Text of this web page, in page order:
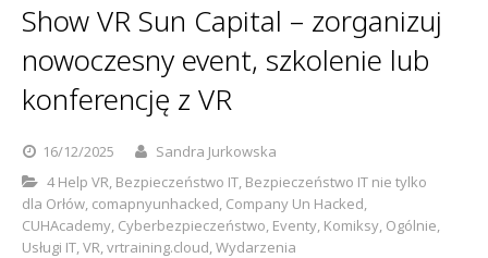
Show VR Sun Capital – zorganizuj
nowoczesny event, szkolenie lub
konferencję z VR
16/12/2025
Sandra Jurkowska
4 Help VR, Bezpieczeństwo IT, Bezpieczeństwo IT nie tylko
dla Orłów, comapnyunhacked, Company Un Hacked,
CUHAcademy, Cyberbezpieczeństwo, Eventy, Komiksy, Ogólnie,
Usługi IT,VR,vrtraining.cloud,Wydarzenia